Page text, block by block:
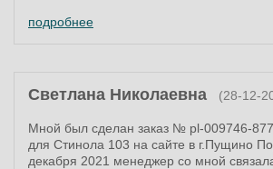
подробнее
Светлана Николаевна (28-12-
Мной был сделан заказ № pl-009746-
для Стинола 103 на сайте в г.Пущино
декабря 2021 менеджер со мной